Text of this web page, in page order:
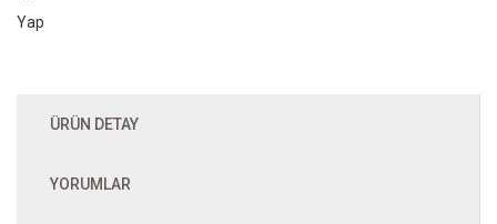
Yap
ÜRÜN DETAY
YORUMLAR